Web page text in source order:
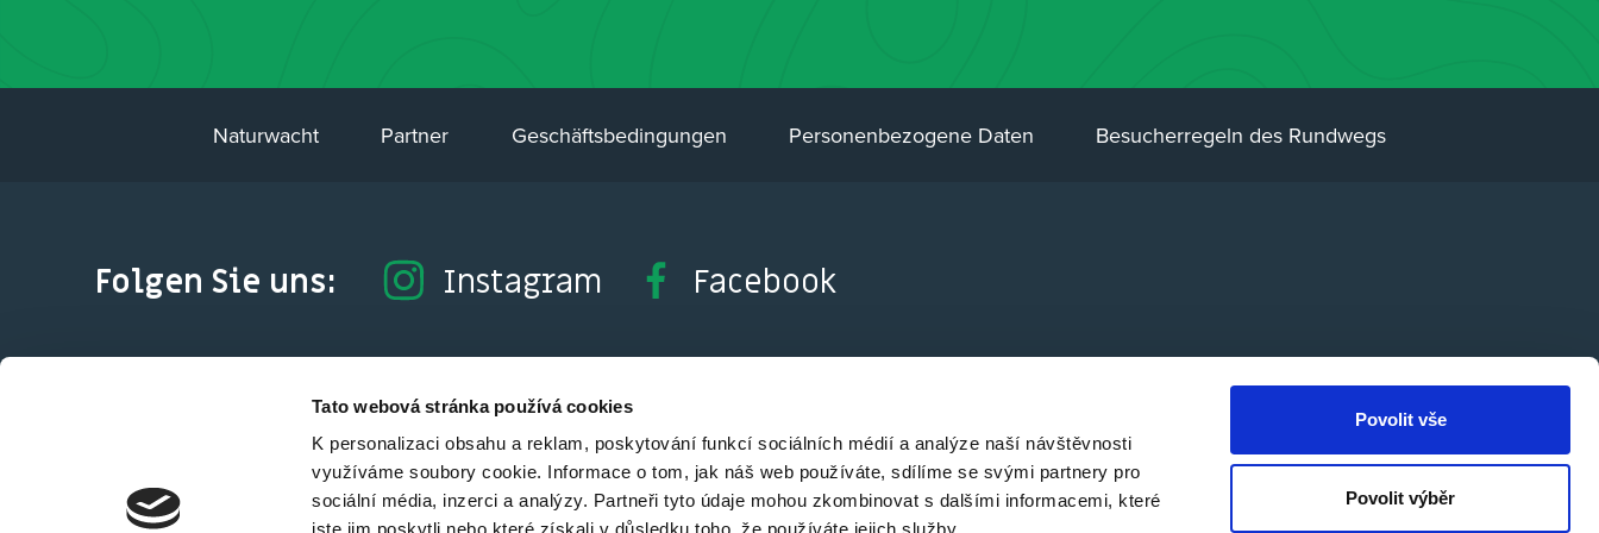
Tato webová stránka používá cookies
K personalizaci obsahu a reklam, poskytování funkcí sociálních médií a analýze naší návštěvnosti
využíváme soubory cookie. Informace o tom, jak náš web používáte, sdílíme se svými partnery pro
sociální média, inzerci a analýzy. Partneři tyto údaje mohou zkombinovat s dalšími informacemi, které
Povolit vše
Povolit výběr
Naturwacht Partner Geschäftsbedingungen Personenbezogene Daten Besucherregeln des Rundwegs
Folgen Sie uns: Instagram Facebook
Ocenění: Velká cena cestovního ruchu 2021/2022
adrspasskeskaly.cz - Copyright - 2026